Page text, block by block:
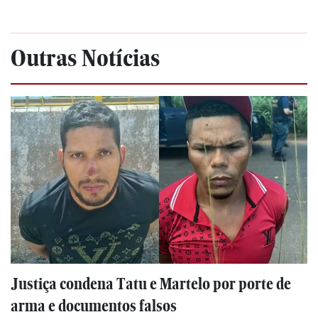
Outras Notícias
Justiça condena Tatu e Martelo por porte de
arma e documentos falsos